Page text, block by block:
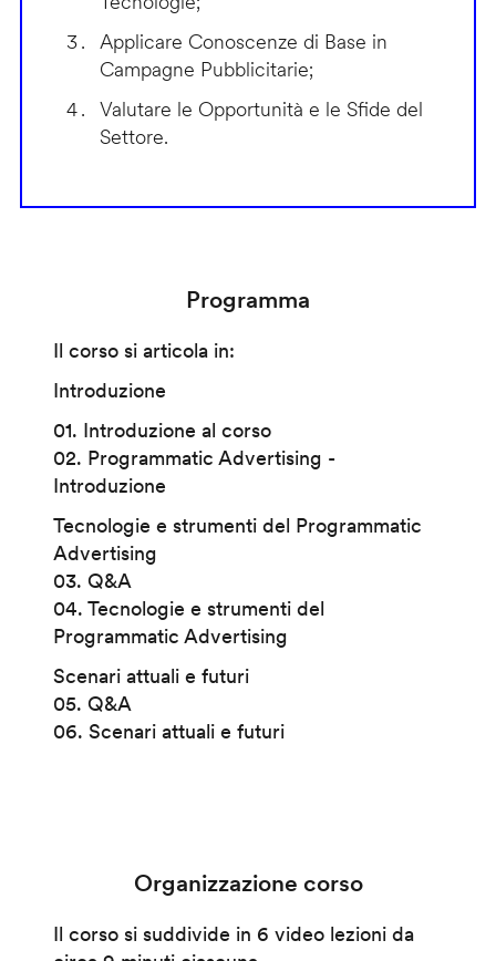
Applicare Conoscenze di Base in
Campagne Pubblicitarie;
Valutare le Opportunità e le Sfide del
Settore.
Programma
Il corso si articola in:
Introduzione
01. Introduzione al corso
02. Programmatic Advertising -
Introduzione
Tecnologie e strumenti del Programmatic
Advertising
03. Q&A
04. Tecnologie e strumenti del
Programmatic Advertising
Scenari attuali e futuri
05. Q&A
06. Scenari attuali e futuri
Organizzazione corso
Il corso si suddivide in 6 video lezioni da